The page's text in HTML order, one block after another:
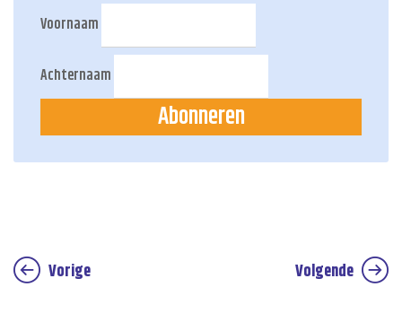
Voornaam
Achternaam
Abonneren
Vorige Volgende